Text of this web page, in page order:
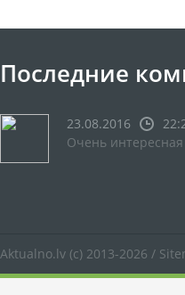
Последние
23.08.2016
Очень интересная
Aktualno.lv (c) 2013-2026 /